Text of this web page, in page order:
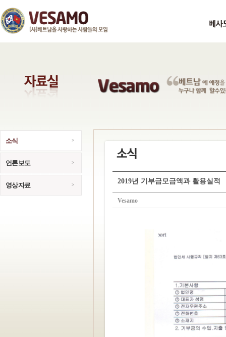
소식
언론보도
영상자료
2019년 기부금모금액과 활용실적
Vesamo